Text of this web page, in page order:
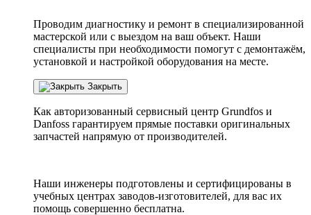
Проводим диагностику и ремонт в специализированной
мастерской или с выездом на ваш объект. Наши
специалисты при необходимости помогут с демонтажём,
установкой и настройкой оборудования на месте.
Закрыть
Как авторизованный сервисный центр Grundfos и
Danfoss гарантируем прямые поставки оригинальных
запчастей напрямую от производителей.
Наши инженеры подготовлены и сертифицированы в
учебных центрах заводов-изготовителей, для вас их
помощь совершенно бесплатна.